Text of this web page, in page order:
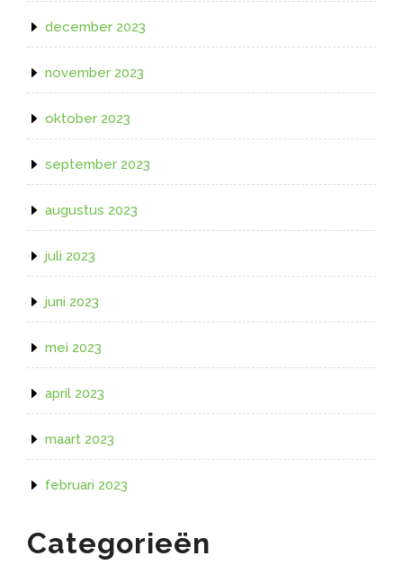
december 2023
november 2023
oktober 2023
september 2023
augustus 2023
juli 2023
juni 2023
mei 2023
april 2023
maart 2023
februari 2023
Categorieën